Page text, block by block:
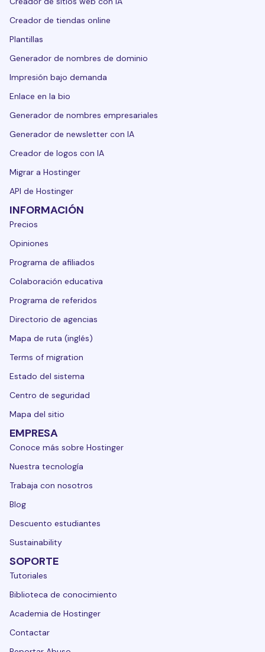
Creador de tiendas online
Plantillas
Generador de nombres de dominio
Impresión bajo demanda
Enlace en la bio
Generador de nombres empresariales
Generador de newsletter con IA
Creador de logos con IA
Migrar a Hostinger
API de Hostinger
INFORMACIÓN
Precios
Opiniones
Programa de afiliados
Colaboración educativa
Programa de referidos
Directorio de agencias
Mapa de ruta (inglés)
Terms of migration
Estado del sistema
Centro de seguridad
Mapa del sitio
EMPRESA
Conoce más sobre Hostinger
Nuestra tecnología
Trabaja con nosotros
Blog
Descuento estudiantes
Sustainability
SOPORTE
Tutoriales
Biblioteca de conocimiento
Academia de Hostinger
Contactar